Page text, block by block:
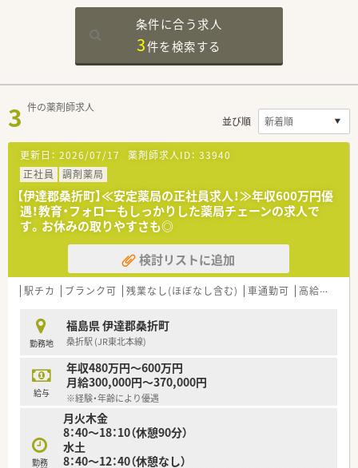
条件に合う求人
3件を検索する
3 件の薬剤師求人
並び順
更新日： 2026/07/17 薬剤師求人ID： 33940
正社員
調剤薬局
【伊達郡桑折町】≪安定薬局の正社員求人！≫年収600万円優
遇！教育・フォローもしっかりした薬局チェーンの求人で
す。お休みの取りやすさも◎
検討リストに追加
駅チカ ブランク可 残業なし(ほぼなし含む) 車通勤可 高給与(600万円以上)
勤務地
福島県 伊達郡桑折町
桑折駅 (JR東北本線)
給与
年収480万円～600万円
月給300,000円～370,000円
※経験・年齢により優遇
勤務
月火木金
8：40～18：10（休憩90分）
水土
8：40～12：40（休憩なし）